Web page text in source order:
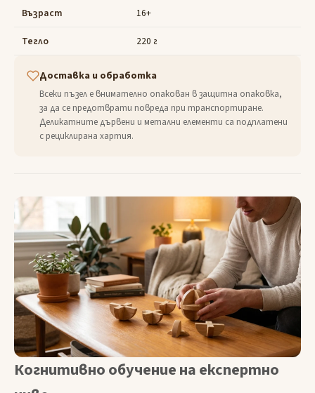
Възраст 16+
Тегло 220 г
Доставка и обработка
Всеки пъзел е внимателно опакован в защитна опаковка,
за да се предотврати повреда при транспортиране.
Деликатните дървени и метални елементи са подплатени
с рециклирана хартия.
Когнитивно обучение на експертно